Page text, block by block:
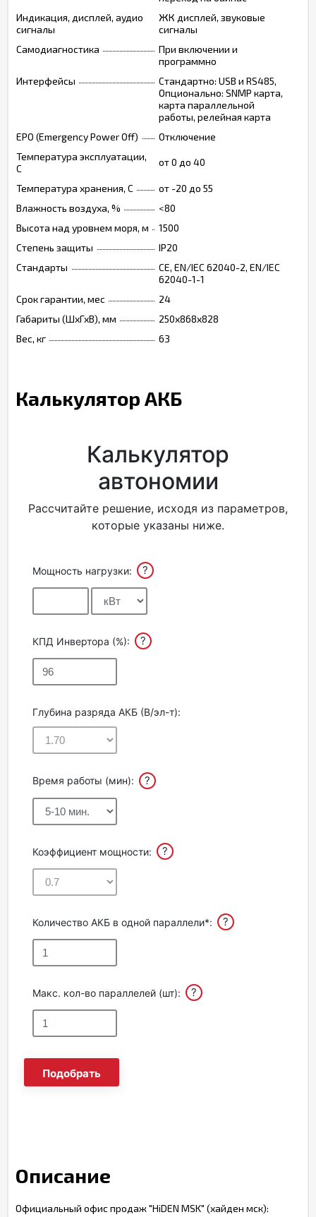
Индикация, дисплей, аудио
сигналы
ЖК дисплей, звуковые
сигналы
Самодиагностика
При включении и
программно
Интерфейсы
Стандартно: USB и RS485,
Опционально: SNMP карта,
карта параллельной
работы, релейная карта
EPO (Emergency Power Off)
Отключение
Температура эксплуатации,
C
от 0 до 40
Температура хранения, C
от -20 до 55
Влажность воздуха, %
<80
Высота над уровнем моря, м
1500
Степень защиты
IP20
Стандарты
CE, EN/IEC 62040-2, EN/IEC
62040-1-1
Срок гарантии, мес
24
Габариты (ШхГхВ), мм
250х868х828
Вес, кг
63
Калькулятор АКБ
Калькулятор
автономии
Рассчитайте решение, исходя из параметров,
которые указаны ниже.
Мощность нагрузки: ?
КПД Инвертора (%): ?
Глубина разряда АКБ (В/эл-т):
Время работы (мин): ?
Коэффициент мощности: ?
Количество АКБ в одной параллели*: ?
Макс. кол-во параллелей (шт): ?
Подобрать
Описание
Официальный офис продаж "HiDEN MSK" (хайден мск):